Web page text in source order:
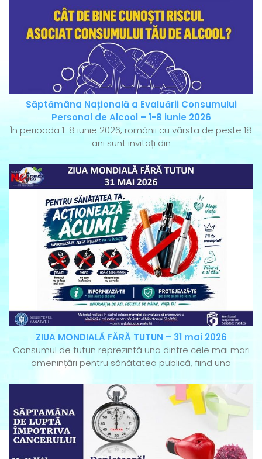
Săptămâna Națională a Evaluării Consumului
Personal de Alcool – 1-8 iunie 2026
În perioada 1-8 iunie 2026, românii cu vârsta de peste 18
ani sunt invitați din
ZIUA MONDIALĂ FĂRĂ TUTUN – 31 mai 2026
Consumul de tutun reprezintă una dintre cele mai mari
amenințări pentru sănătatea publică, fiind una